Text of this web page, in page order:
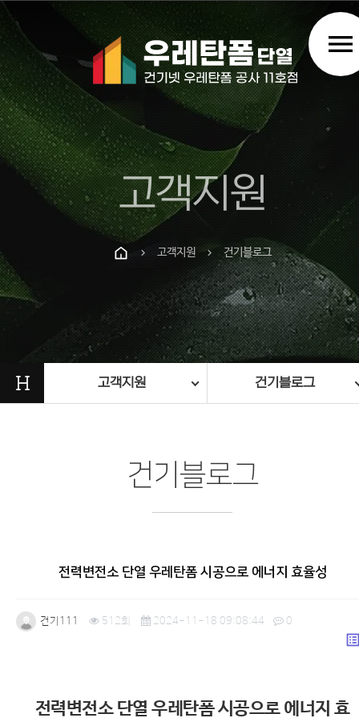
menu
고객지원
chevron_right 고객지원 chevron_right 건기블로그
H 고객지원 건기블로그
건기블로그
전력변전소 단열 우레탄폼 시공으로 에너지 효율성
건기111 512회 2024-11-18 09:08:44 0
전력변전소 단열 우레탄폼 시공으로 에너지 효